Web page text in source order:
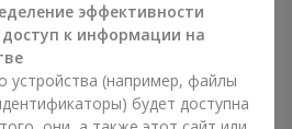
Букет "Розовая нежность"
4 227 грн
эффективности
к информации на
(например, файлы
будет доступна